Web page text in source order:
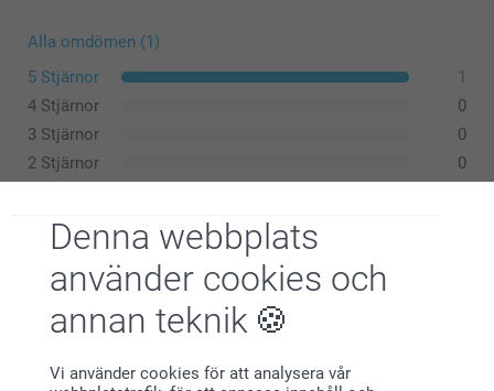
Denna webbplats
använder cookies och
annan teknik
Vi använder cookies för att analysera vår
Alla omdömen (1)
5 Stjärnor
1
4 Stjärnor
0
3 Stjärnor
0
2 Stjärnor
0
Monika Hansson,
..........
Visa reaktioner